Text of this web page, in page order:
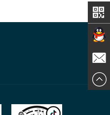
在线交
谈
发送邮